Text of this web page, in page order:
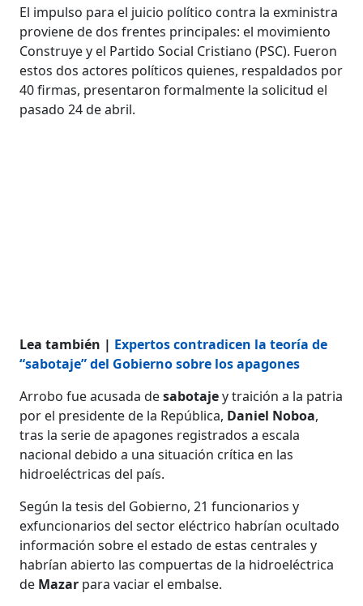
El impulso para el juicio político contra la exministra
proviene de dos frentes principales: el movimiento
Construye y el Partido Social Cristiano (PSC). Fueron
estos dos actores políticos quienes, respaldados por
40 firmas, presentaron formalmente la solicitud el
pasado 24 de abril.
Lea también | Expertos contradicen la teoría de
“sabotaje” del Gobierno sobre los apagones
Arrobo fue acusada desabotajey traición a la patria
por el presidente de la República, Daniel Noboa,
tras la serie de apagones registrados a escala
nacional debido a una situación crítica en las
hidroeléctricas del país.
Según la tesis del Gobierno, 21 funcionarios y
exfuncionarios del sector eléctrico habrían ocultado
información sobre el estado de estas centrales y
habrían abierto las compuertas de la hidroeléctrica
de Mazar para vaciar el embalse.